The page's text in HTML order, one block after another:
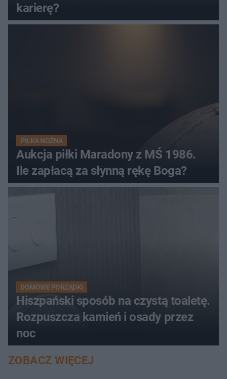
karierę?
PIŁKA NOŻNA
Aukcja piłki Maradony z MŚ 1986.
Ile zapłacą za słynną rękę Boga?
DOMOWE PORZĄDKI
Hiszpański sposób na czystą toaletę.
Rozpuszcza kamień i osady przez
noc
ZOBACZ WIĘCEJ